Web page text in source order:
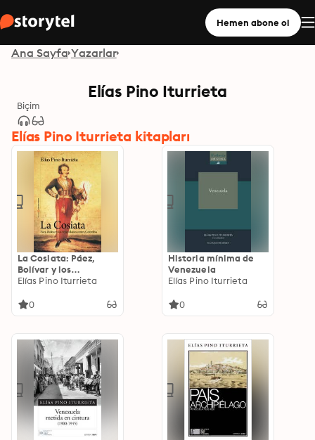
Hemen abone ol
Ana Sayfa Yazarlar
Elías Pino Iturrieta
Biçim
Elías Pino Iturrieta kitapları
La Cosiata: Páez,
Bolívar y los
venezolanos contra
Elías Pino Iturrieta
0
Historia mínima de
Venezuela
Elías Pino Iturrieta
0